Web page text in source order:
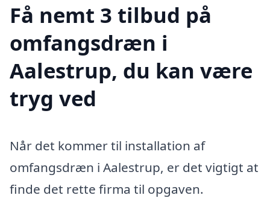
Få nemt 3 tilbud på
omfangsdræn i
Aalestrup, du kan være
tryg ved
Når det kommer til installation af
omfangsdræn i Aalestrup, er det vigtigt at
finde det rette firma til opgaven.